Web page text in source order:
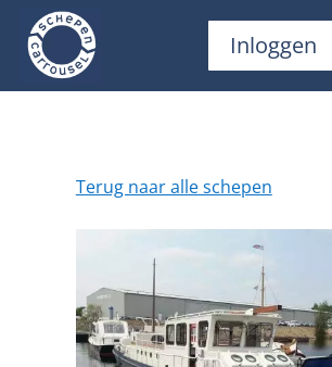
Inloggen
Terug naar alle schepen